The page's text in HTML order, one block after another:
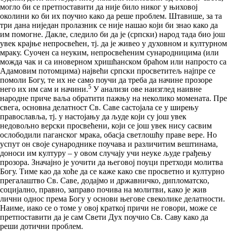
могло би се претпоставити да није било никог у њиховој
околини ко би их поучио како да реше проблем. Штавише, за та
три дана ниједан пролазник се није нашао који би знао како да
им помогне. Дакле, следило би да је (српски) народ тада био још
увек крајње непросвећен, тј. да је живео у духовном и културном
мраку. Суочен са неуким, непросвећеним сународницима (или
можда чак и са иноверном хришћанском браћом или напросто са
Адамовим потомцима) највећи српски просветитељ најпре се
помоли Богу, те их не само поучи да треба да начине прозоре
него их им сам и начини.5 У анализи ове наизглед наивне
народне приче ваља обратити пажњу на неколико момената. Пре
свега, основна делатност Св. Саве састојала се у ширењу
православља, тј. у настојању да људе који су још увек
недовољно верски просвећени, који се још увек нису сасвим
ослободили паганског мрака, обасја светлошћу праве вере. Но
успут он своје сународнике поучава и различитим вештинама,
доноси им културу – у овом случају учи неуке људе грађењу
прозора. Значајно је уочити да његовој поуци претходи молитва
Богу. Тиме као да хоће да се каже како све просветно и културно
прегалаштво Св. Саве, додајмо и државничко, дипломатско,
социјално, правно, заправо почива на молитви, како је жив
лични однос према Богу у основи његове свеколике делатности.
Наиме, иако се о томе у овој краткој причи не говори, може се
претпоставити да је сам Свети Дух поучио Св. Саву како да
реши дотични проблем.